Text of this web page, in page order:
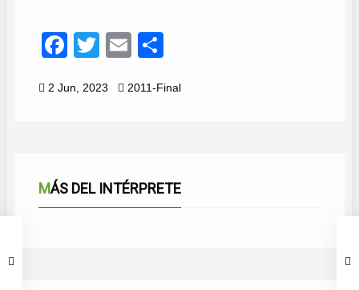
Facebook
TwitterEmail
2 Jun, 2023 2011-Final
MÁS DEL INTÉRPRETE